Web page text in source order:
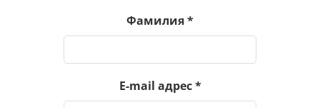
Фамилия*
E-mail адрес*